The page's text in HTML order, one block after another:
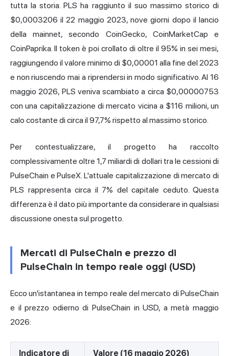
tutta la storia. PLS ha raggiunto il suo massimo storico di
$0,0003206 il 22 maggio 2023, nove giorni dopo il lancio
della mainnet, secondo CoinGecko, CoinMarketCap e
CoinPaprika. Il token è poi crollato di oltre il 95% in sei mesi,
raggiungendo il valore minimo di $0,00001 alla fine del 2023
e non riuscendo mai a riprendersi in modo significativo. Al 16
maggio 2026, PLS veniva scambiato a circa $0,00000753
con una capitalizzazione di mercato vicina a $116 milioni, un
calo costante di circa il 97,7% rispetto al massimo storico.
Per contestualizzare, il progetto ha raccolto
complessivamente oltre 1,7 miliardi di dollari tra le cessioni di
PulseChain e PulseX. L'attuale capitalizzazione di mercato di
PLS rappresenta circa il 7% del capitale ceduto. Questa
differenza è il dato più importante da considerare in qualsiasi
discussione onesta sul progetto.
Mercati di PulseChain e prezzo di
PulseChain in tempo reale oggi (USD)
Ecco un'istantanea in tempo reale del mercato di PulseChain
e il prezzo odierno di PulseChain in USD, a metà maggio
2026:
Indicatore di
Valore (16 maggio 2026)